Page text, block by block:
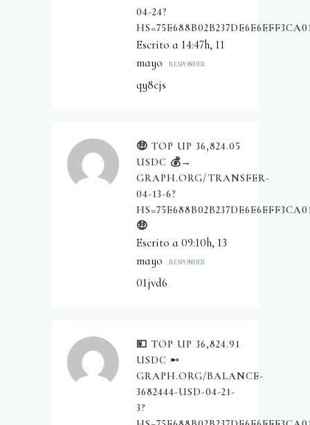
04-24?
Escrito a 14:47h, 11
mayo
RESPONDER
qy8cjs
🤑 TOP UP 36,824.05
USDC 💰→
GRAPH.ORG/TRANSFER-
04-13-6?
🤑
Escrito a 09:10h, 13
mayo
RESPONDER
01jvd6
💴 TOP UP 36,824.91
USDC ➸
GRAPH.ORG/BALANCE-
3682444-USD-04-21-
3?